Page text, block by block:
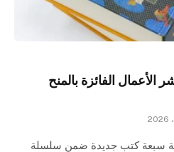
الأعمال الفائزة بالمنح
سبعة كتب جديدة ضمن سلسلة